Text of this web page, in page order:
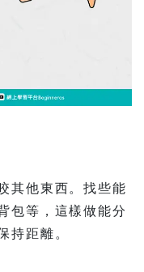
其他東西。找些能
包等，這樣做能分
持距離。